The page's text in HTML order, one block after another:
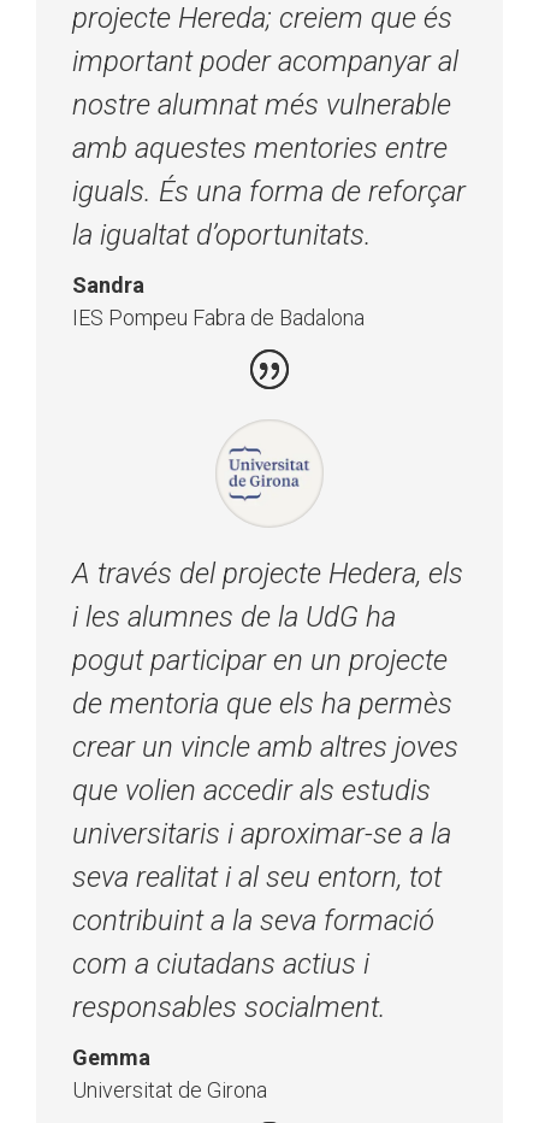
projecte Hereda; creiem que és
important poder acompanyar al
nostre alumnat més vulnerable
amb aquestes mentories entre
iguals. És una forma de reforçar
la igualtat d’oportunitats.
Sandra
IES Pompeu Fabra de Badalona
A través del projecte Hedera, els
i les alumnes de la UdG ha
pogut participar en un projecte
de mentoria que els ha permès
crear un vincle amb altres joves
que volien accedir als estudis
universitaris i aproximar-se a la
seva realitat i al seu entorn, tot
contribuint a la seva formació
com a ciutadans actius i
responsables socialment.
Gemma
Universitat de Girona